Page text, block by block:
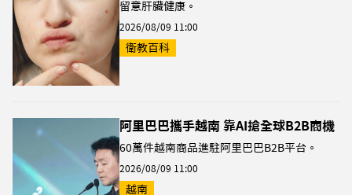
留意肝臟健康。
2026/08/09 11:00
衛教百科
阿里巴巴攜手越南 靠AI搶全球B2B商機
60萬件越南商品進駐阿里巴巴B2B平台。
2026/08/09 11:00
越南